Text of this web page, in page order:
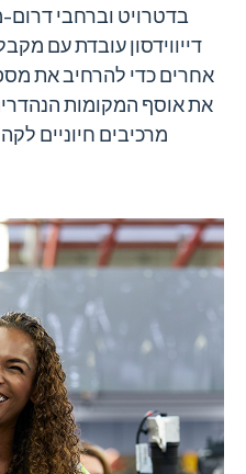
בדטרויט וברחבי דרום-
דייווידסון עובדת עם
אחרים כדי להרחיב את
את אוסף המקומות
מרכיבים חיוניים